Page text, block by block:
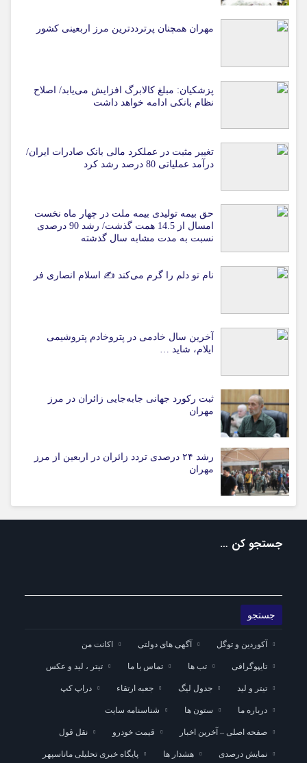
مهران همچنان پرترددترین مرز اربعینی کشور
پزشکیان: مبلغ کالابرگ افزایش می‌یابد/ اصلاح
نظام بانکی ادامه خواهد داشت
تغییر مثبت در عملکرد مالی بانک صادرات ایران/
درآمد عملیاتی 80 درصد رشد کرد
حق بیمه تولیدی بیمه ملت در چهار ماه نخست
امسال از 14.5 همت گذشت/ رشد 90 درصدی
نسبت به مدت مشابه سال گذشته
نام تو دلم را گرم می‌کند ✍️ اسلام انصاری فر
آخرین سال خادمی در پتروخادم پتروشیمی
ایلام، شاید …
ثبت رکورد جهانی جابه‌جایی زائران در مرز
مهران
رشد ۲۴ درصدی تردد زائران در اربعین از مرز
مهران
جستجو کن …
آکوردین و توگل آگهی های دولتی اکانت من
تایپوگرافی تب ها تماس با ما تیتر ، لید و عکس
تیتر و لید جدول لیگ جعبه ارتقاء دراپ کپ
درباره ما ستون ها شناسنامه سایت
صفحه اصلی – آخرین اخبار قیمت خودرو نقل قول
نمایش درصدی هشدار ها پایگاه خبری تحلیلی ماناسپهر